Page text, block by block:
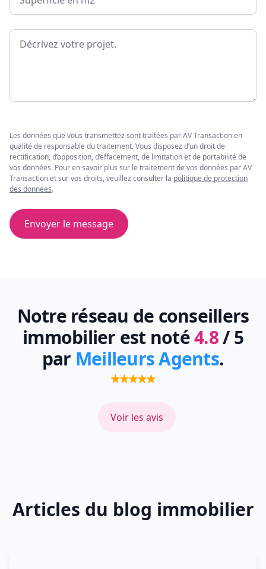
Message
Les données que vous transmettez sont traitées par AV Transaction en
qualité de responsable du traitement. Vous disposez d’un droit de
rectification, d’opposition, d’effacement, de limitation et de portabilité de
vos données. Pour en savoir plus sur le traitement de vos données par AV
Transaction et sur vos droits, veuillez consulter la politique de protection
des données.
Envoyer le message
Notre réseau de conseillers
immobilier est noté4.8/ 5
par Meilleurs Agents.
Voir les avis
Articles du blog immobilier